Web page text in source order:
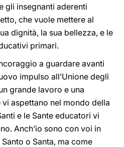
gli insegnanti aderenti
che vuole mettere al
dignità, la sua bellezza, e le
primari.
a guardare avanti
impulso all’Unione degli
grande lavoro e una
aspettano nel mondo della
e le Sante educatori vi
Anch’io sono con voi in
o Santa, ma come